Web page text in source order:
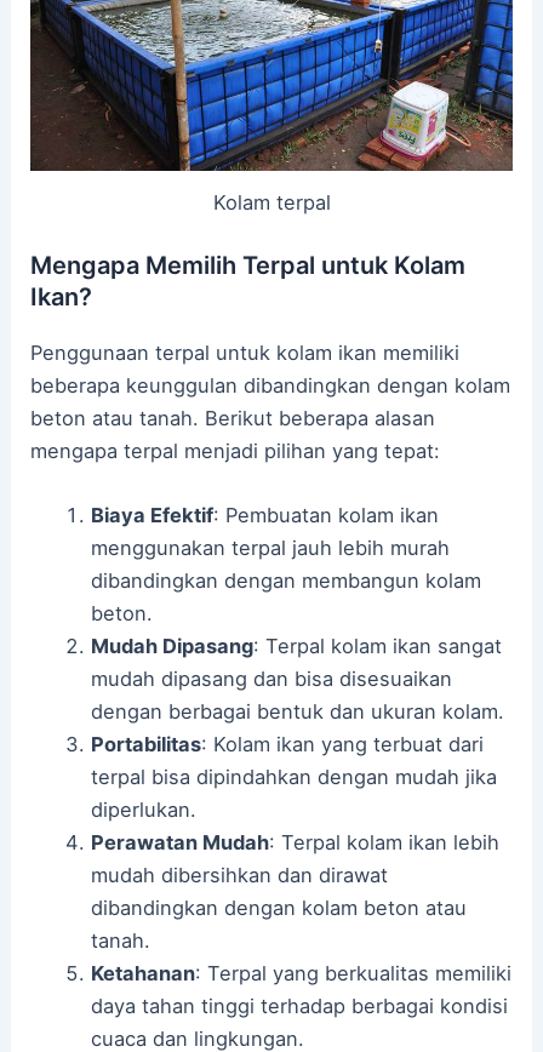
Kolam terpal
Mengapa Memilih Terpal untuk Kolam
Ikan?
Penggunaan terpal untuk kolam ikan memiliki
beberapa keunggulan dibandingkan dengan kolam
beton atau tanah. Berikut beberapa alasan
mengapa terpal menjadi pilihan yang tepat:
Biaya Efektif: Pembuatan kolam ikan
menggunakan terpal jauh lebih murah
dibandingkan dengan membangun kolam
beton.
Mudah Dipasang: Terpal kolam ikan sangat
mudah dipasang dan bisa disesuaikan
dengan berbagai bentuk dan ukuran kolam.
Portabilitas: Kolam ikan yang terbuat dari
terpal bisa dipindahkan dengan mudah jika
diperlukan.
Perawatan Mudah: Terpal kolam ikan lebih
mudah dibersihkan dan dirawat
dibandingkan dengan kolam beton atau
tanah.
Ketahanan: Terpal yang berkualitas memiliki
daya tahan tinggi terhadap berbagai kondisi
cuaca dan lingkungan.